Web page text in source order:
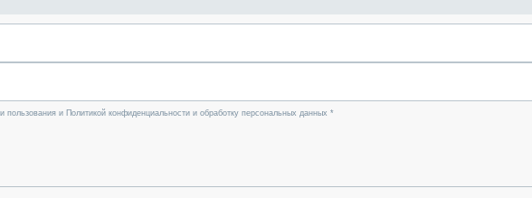
и Политикой конфиденциальности и обработку персональных данных *